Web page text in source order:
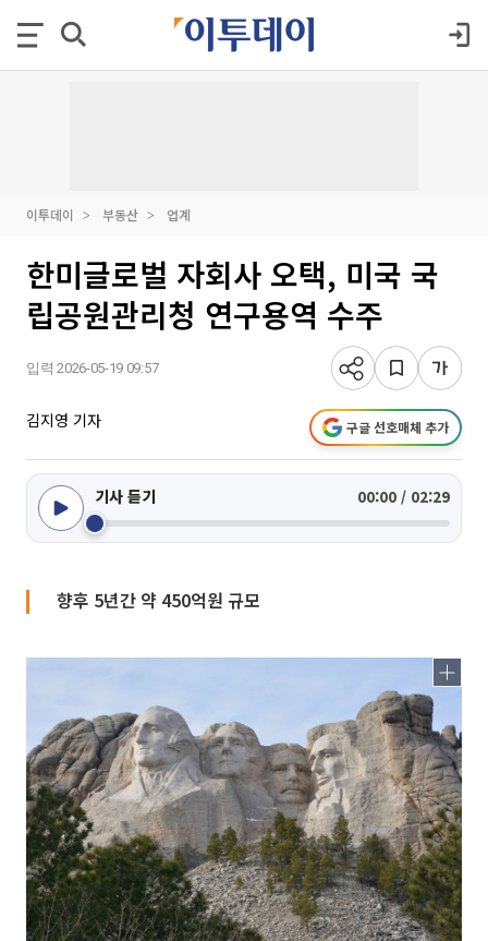
이투데이 부동산 업계
한미글로벌 자회사 오택, 미국 국
립공원관리청 연구용역 수주
입력 2026-05-19 09:57
김지영 기자 구글 선호매체 추가
기사 듣기 00:00 / 02:29
향후 5년간 약 450억원 규모